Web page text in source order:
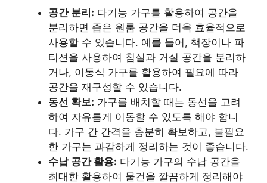
공간 분리: 다기능 가구를 활용하여 공간을
분리하면 좁은 원룸 공간을 더욱 효율적으로
사용할 수 있습니다. 예를 들어, 책장이나 파
티션을 사용하여 침실과 거실 공간을 분리하
거나, 이동식 가구를 활용하여 필요에 따라
공간을 재구성할 수 있습니다.
동선 확보: 가구를 배치할 때는 동선을 고려
하여 자유롭게 이동할 수 있도록 해야 합니
다. 가구 간 간격을 충분히 확보하고, 불필요
한 가구는 과감하게 정리하는 것이 좋습니다.
수납 공간 활용: 다기능 가구의 수납 공간을
최대한 활용하여 물건을 깔끔하게 정리해야